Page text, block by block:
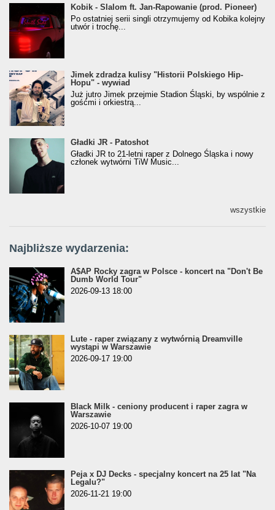
Kobik - Slalom ft. Jan-Rapowanie (prod. Pioneer)
[Official Music Visualiser]
Kobik - Slalom ft. Jan-Rapowanie (prod. Pioneer)
Po ostatniej serii singli otrzymujemy od Kobika kolejny
utwór i trochę...
Jimek zdradza kulisy "Historii Polskiego Hip-
Hopu" - wywiad
Jimek zdradza kulisy "Historii Polskiego Hip-
Hopu" - wywiad
Już jutro Jimek przejmie Stadion Śląski, by wspólnie z
gośćmi i orkiestrą...
Gładki JR - Patoshot
Gładki JR - Patoshot
Gładki JR to 21-letni raper z Dolnego Śląska i nowy
członek wytwórni TiW Music...
wszystkie
Najbliższe wydarzenia:
A$AP Rocky zagra w Polsce - koncert na "Don't Be
Dumb World Tour"
2026-09-13 18:00
Lute - raper związany z wytwórnią Dreamville
wystąpi w Warszawie
2026-09-17 19:00
Black Milk - ceniony producent i raper zagra w
Warszawie
2026-10-07 19:00
Peja x DJ Decks - specjalny koncert na 25 lat "Na
Legalu?"
2026-11-21 19:00